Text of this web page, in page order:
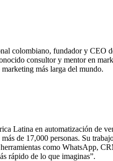
colombiano, fundador y
consultor y mentor en
más larga del mundo.
Latina en automatización de
de 17,000 personas. Su
como WhatsApp,
rápido de lo que imaginas”.